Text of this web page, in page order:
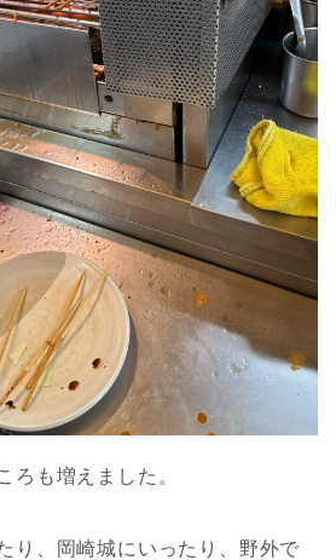
ろも増えました。
り、岡崎城にいったり、野外で